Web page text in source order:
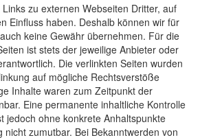
zu externen Webseiten Dritter, auf
Einfluss haben. Deshalb können wir für
keine Gewähr übernehmen. Für die
ist stets der jeweilige Anbieter oder
Die verlinkten Seiten wurden
auf mögliche Rechtsverstöße
Inhalte waren zum Zeitpunkt der
Eine permanente inhaltliche Kontrolle
jedoch ohne konkrete Anhaltspunkte
nicht zumutbar. Bei Bekanntwerden von